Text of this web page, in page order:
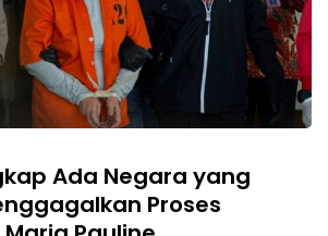
Ada Negara yang
Proses